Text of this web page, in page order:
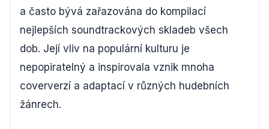
a často bývá zařazována do kompilací
nejlepších soundtrackových skladeb všech
dob. Její vliv na populární kulturu je
nepopiratelný a inspirovala vznik mnoha
coververzí a adaptací v různých hudebních
žánrech.